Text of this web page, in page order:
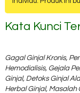
Kata Kunci
Gagal Ginjal Kronis,
Hemodialisis, Gejala
Ginjal, Detoks Ginjal
Herbal Ginjal, Masalah